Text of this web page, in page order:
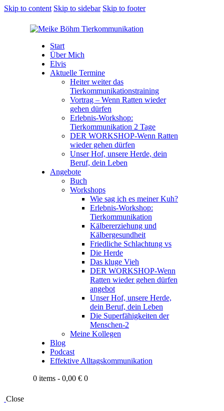
Skip to content Skip to sidebar Skip to footer
Start
Über Mich
Elvis
Aktuelle Termine
Heiter weiter das
Tierkommunikationstraining
Vortrag – Wenn Ratten wieder
gehen dürfen
Erlebnis-Workshop:
Tierkommunikation 2 Tage
DER WORKSHOP-Wenn Ratten
wieder gehen dürfen
Unser Hof, unsere Herde, dein
Beruf, dein Leben
Angebote
Buch
Workshops
Wie sag ich es meiner Kuh?
Erlebnis-Workshop:
Tierkommunikation
Kälbererziehung und
Kälbergesundheit
Friedliche Schlachtung vs
Die Herde
Das kluge Vieh
DER WORKSHOP-Wenn
Ratten wieder gehen dürfen
angebot
Unser Hof, unsere Herde,
dein Beruf, dein Leben
Die Superfähigkeiten der
Menschen-2
Meine Kollegen
Blog
Podcast
Effektive Alltagskommunikation
0 items - 0,00 € 0
Close